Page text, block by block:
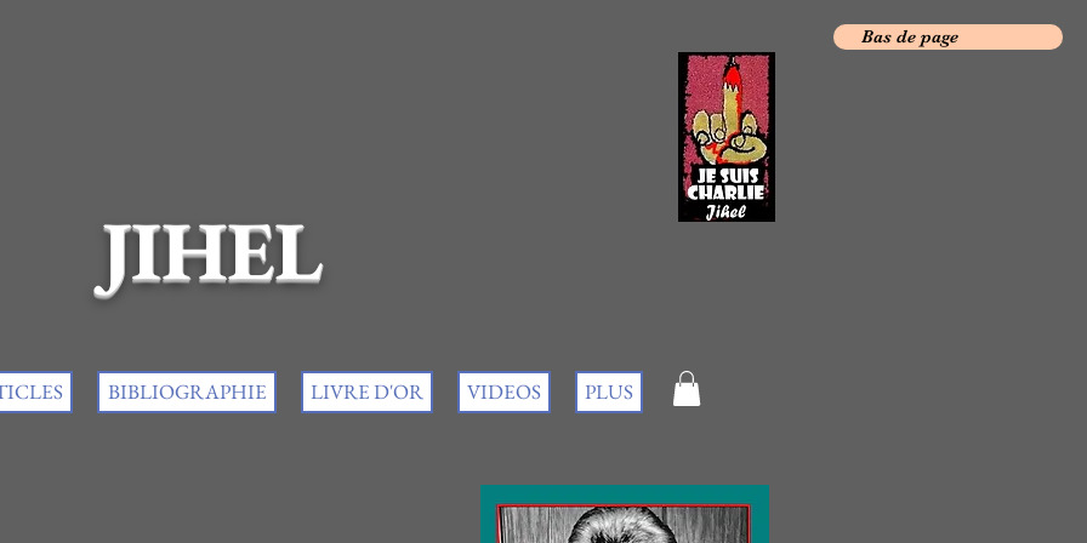
Bas de page
JIHEL
BIBLIOGRAPHIE LIVRE D'OR VIDEOS PLUS